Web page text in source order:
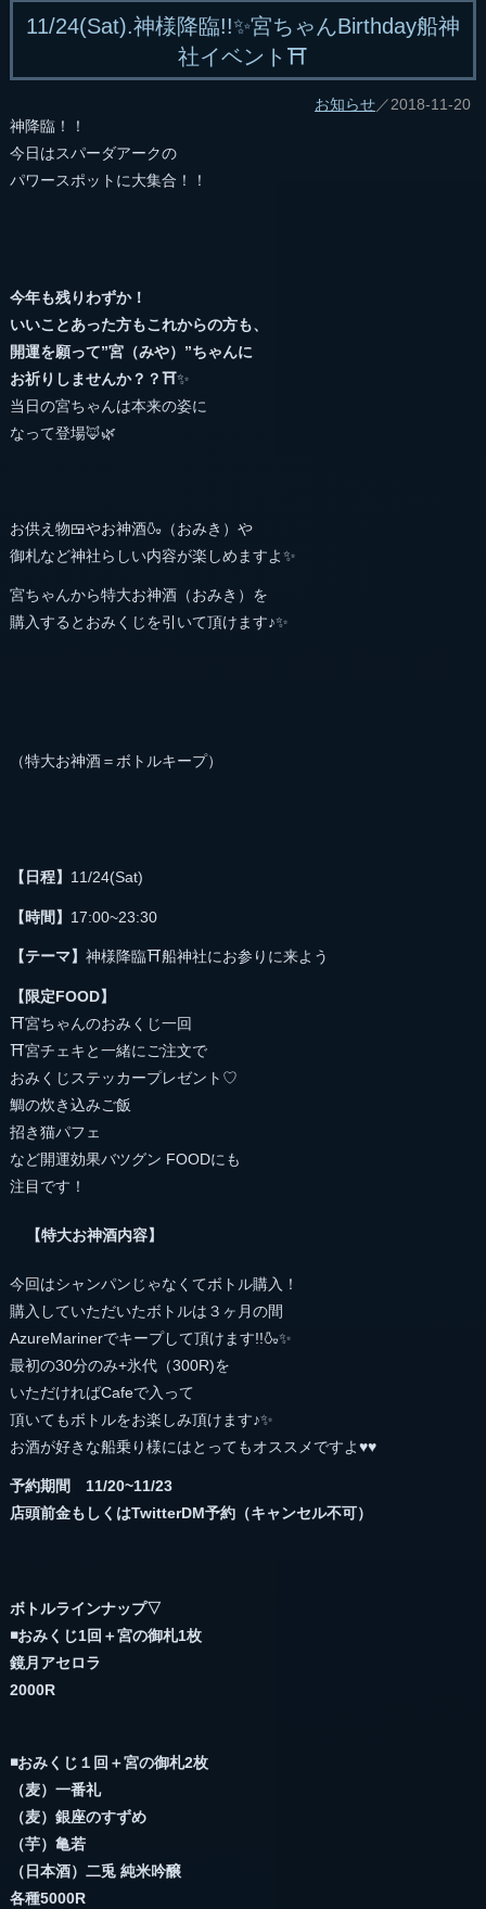
11/24(Sat).神様降臨!!✨宮ちゃんBirthday船神
社イベント⛩
お知らせ／2018-11-20
神降臨！！
今日はスパーダアークの
パワースポットに大集合！！
今年も残りわずか！
いいことあった方もこれからの方も、
開運を願って”宮（みや）”ちゃんに
お祈りしませんか？？⛩✨
当日の宮ちゃんは本来の姿に
なって登場🦊🌿
お供え物🍱やお神酒🍶（おみき）や
御札など神社らしい内容が楽しめますよ✨
宮ちゃんから特大お神酒（おみき）を
購入するとおみくじを引いて頂けます♪✨
（特大お神酒＝ボトルキープ）
【日程】 11/24(Sat)
【時間】 17:00~23:30
【テーマ】 神様降臨⛩船神社にお参りに来よう
【限定FOOD】
⛩宮ちゃんのおみくじ一回
⛩宮チェキと一緒にご注文で
おみくじステッカープレゼント♡
鯛の炊き込みご飯
招き猫パフェ
など開運効果バツグン FOODにも
注目です！
【特大お神酒内容】
今回はシャンパンじゃなくてボトル購入！
購入していただいたボトルは３ヶ月の間
AzureMarinerでキープして頂けます!!🍶✨
最初の30分のみ+氷代（300R)を
いただければCafeで入って
頂いてもボトルをお楽しみ頂けます♪✨
お酒が好きな船乗り様にはとってもオススメですよ♥️♥️
予約期間 11/20~11/23
店頭前金もしくはTwitterDM予約（キャンセル不可）
ボトルラインナップ▽
◾️おみくじ1回＋宮の御札1枚
鏡月アセロラ
2000R
◾️おみくじ１回＋宮の御札2枚
（麦）一番礼
（麦）銀座のすずめ
（芋）亀若
（日本酒）二兎 純米吟醸
各種5000R